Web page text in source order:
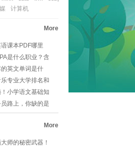
计算机
More
课本PDF哪里
键下载资源
是什么职业？含
？一文帮
英文单词是什
学习数据库从这
乐专业大学排名和
怎么选？未来
！小学语文基础知
，从此告别阅
员路上，你缺的是
学习指南🔥
More
师的秘密武器！